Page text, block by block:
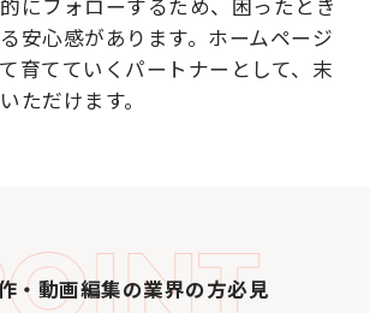
安心感があります。ホームページ
育てていくパートナーとして、末
ただけます。
・動画編集の業界の方必見